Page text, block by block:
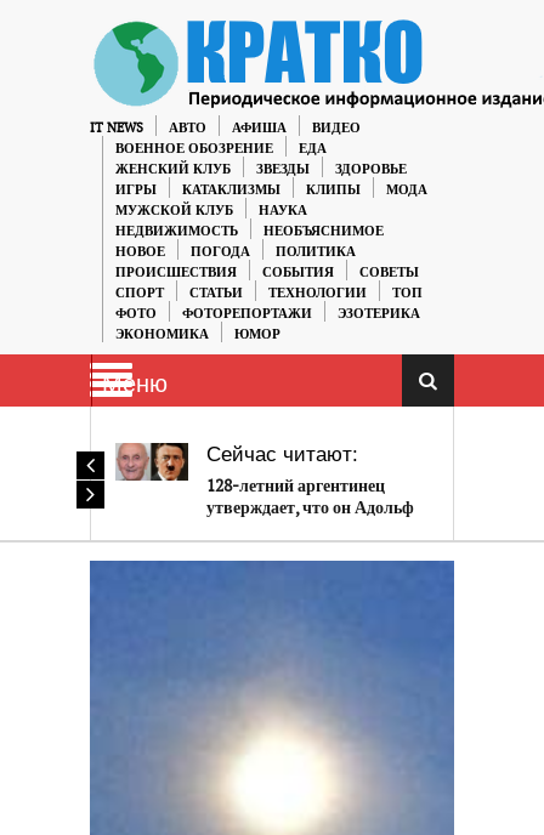
IT NEWS АВТО АФИША
ВИДЕО
ВОЕННОЕ ОБОЗРЕНИЕ
ЕДА
ЖЕНСКИЙ КЛУБ
ЗВЕЗДЫ
ЗДОРОВЬЕ
ИГРЫ
КАТАКЛИЗМЫ КЛИПЫ
МОДА
МУЖСКОЙ КЛУБ
НАУКА
НЕДВИЖИМОСТЬ
НЕОБЪЯСНИМОЕ
НОВОЕ
ПОГОДА
ПОЛИТИКА
ПРОИСШЕСТВИЯ
СОБЫТИЯ
СОВЕТЫ
СПОРТ
СТАТЬИ ТЕХНОЛОГИИ
ТОП
ФОТО
ФОТОРЕПОРТАЖИ
ЭЗОТЕРИКА
ЭКОНОМИКА
ЮМОР
Меню
Сейчас читают:
128-летний аргентинец
утверждает, что он Адольф